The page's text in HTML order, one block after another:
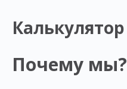
Калькулятор
Почему мы?